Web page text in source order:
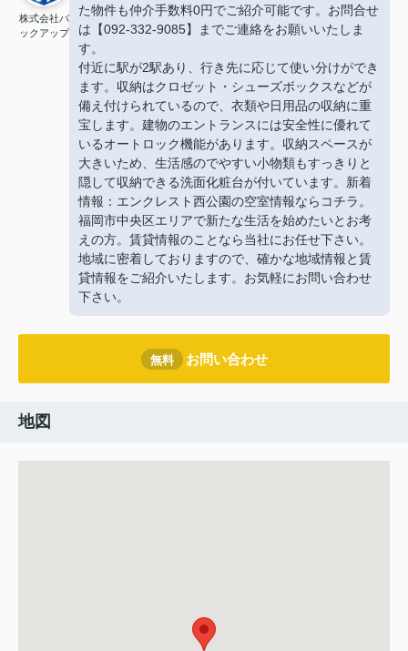
株式会社バ
ックアップ
た物件も仲介手数料0円でご紹介可能です。お問合せ
は【092-332-9085】までご連絡をお願いいたしま
す。
付近に駅が2駅あり、行き先に応じて使い分けができ
ます。収納はクロゼット・シューズボックスなどが
備え付けられているので、衣類や日用品の収納に重
宝します。建物のエントランスには安全性に優れて
いるオートロック機能があります。収納スペースが
大きいため、生活感のでやすい小物類もすっきりと
隠して収納できる洗面化粧台が付いています。新着
情報：エンクレスト西公園の空室情報ならコチラ。
福岡市中央区エリアで新たな生活を始めたいとお考
えの方。賃貸情報のことなら当社にお任せ下さい。
地域に密着しておりますので、確かな地域情報と賃
貸情報をご紹介いたします。お気軽にお問い合わせ
下さい。
無料 お問い合わせ
地図